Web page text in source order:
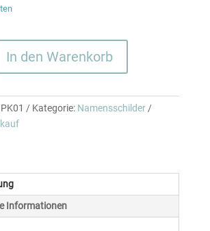
In den Warenkorb
PK01 Kategorie: Namensschilder
Informationen